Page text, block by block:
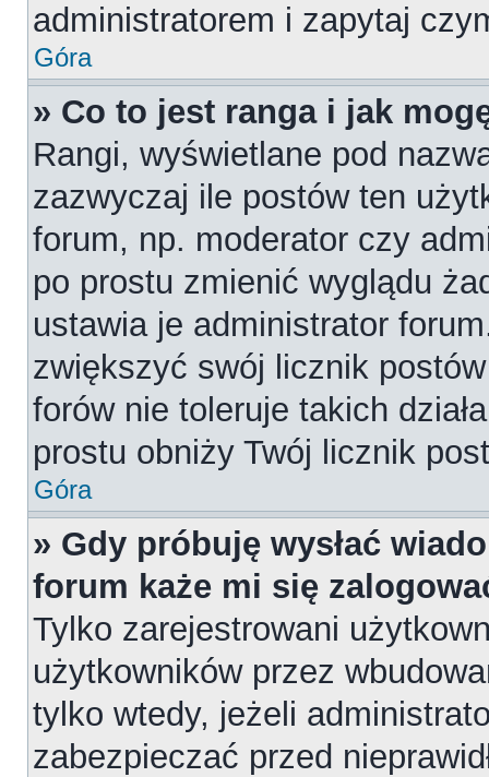
administratorem i zapytaj
Góra
» Co to jest ranga i jak
Rangi, wyświetlane pod
zazwyczaj ile postów ten
forum, np. moderator czy
po prostu zmienić wyglądu
ustawia je administrator
zwiększyć swój licznik
forów nie toleruje takich
prostu obniży Twój licznik
Góra
» Gdy próbuję wysłać
forum każe mi się
Tylko zarejestrowani
użytkowników przez
tylko wtedy, jeżeli
zabezpieczać przed